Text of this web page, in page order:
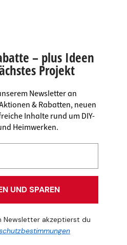
– plus Ideen
Projekt
Newsletter an
& Rabatten, neuen
Inhalte rund um DIY-
Heimwerken.
UND SPAREN
Newsletter akzeptierst du